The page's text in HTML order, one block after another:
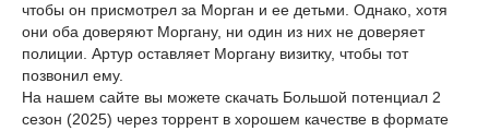
чтобы он присмотрел за Морган и ее детьми. Однако, хотя
они оба доверяют Моргану, ни один из них не доверяет
полиции. Артур оставляет Моргану визитку, чтобы тот
позвонил ему.
На нашем сайте вы можете скачать Большой потенциал 2
сезон (2025) через торрент в хорошем качестве в формате